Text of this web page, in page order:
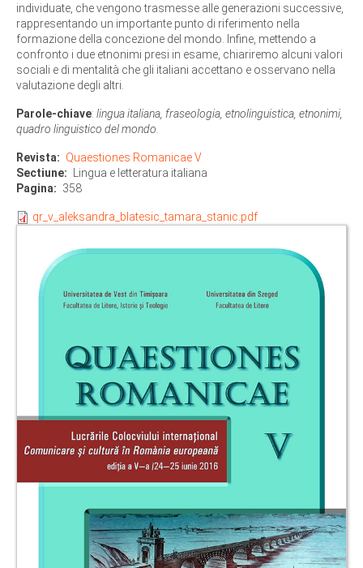
individuate, che vengono trasmesse alle generazioni successive,
rappresentando un importante punto di riferimento nella
formazione della concezione del mondo. Infine, mettendo a
confronto i due etnonimi presi in esame, chiariremo alcuni valori
sociali e di mentalità che gli italiani accettano e osservano nella
valutazione degli altri.
Parole-chiave: lingua italiana, fraseologia, etnolinguistica, etnonimi,
quadro linguistico del mondo.
Revista
Quaestiones Romanicae V
Sectiune
Lingua e letteratura italiana
Pagina
358
qr_v_aleksandra_blatesic_tamara_stanic.pdf